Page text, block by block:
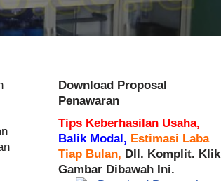
Download Proposal
Penawaran
Tips Keberhasilan Usaha,
Balik Modal, Estimasi Laba
Tiap Bulan, Dll. Komplit. Klik
Gambar Dibawah Ini.